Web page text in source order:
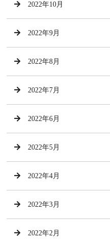
2022年10月
2022年9月
2022年8月
2022年7月
2022年6月
2022年5月
2022年4月
2022年3月
2022年2月